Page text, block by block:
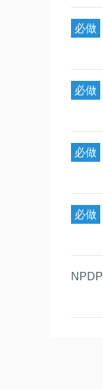
必做
必做
必做
必做